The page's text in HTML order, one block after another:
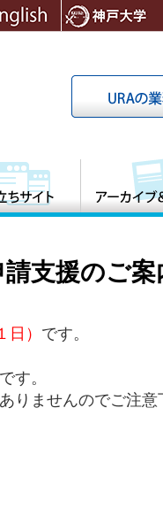
支援のご案
） です。
す。
りませんのでご注意